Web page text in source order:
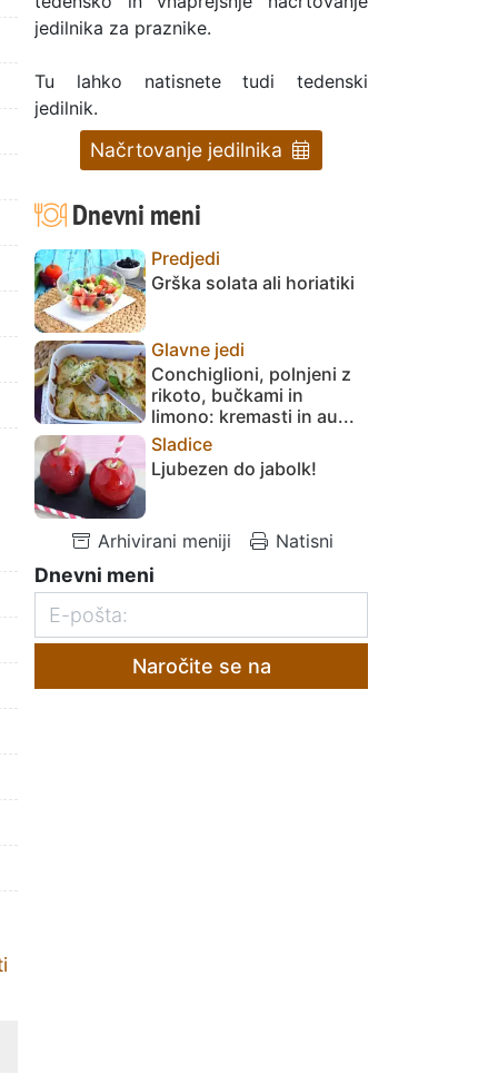
jedilnika za praznike.
Tu lahko natisnete tudi tedenski
jedilnik.
Načrtovanje jedilnika
Dnevni meni
Predjedi
Grška solata ali horiatiki
Glavne jedi
Conchiglioni, polnjeni z
rikoto, bučkami in
limono: kremasti in au...
Sladice
Ljubezen do jabolk!
Arhivirani meniji Natisni
Dnevni meni
Naročite se na